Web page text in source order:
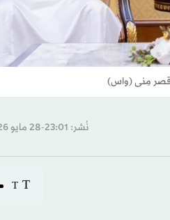
قصر مِنى (واس)
نُشر: 23:01-28 مايو 2026 م ـ 12 ذو الحِجّة 1447 هـ
T
T